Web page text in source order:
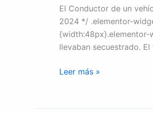
El Conductor de un
2024 */ .elementor-
{width:48px}.elementor-
llevaban secuestrado.
Leer más »